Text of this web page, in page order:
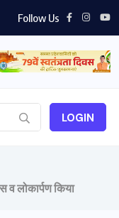
Follow Us
LOGIN
व लोकार्पण किया